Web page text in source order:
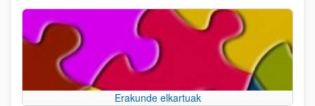
Erakunde elkartuak